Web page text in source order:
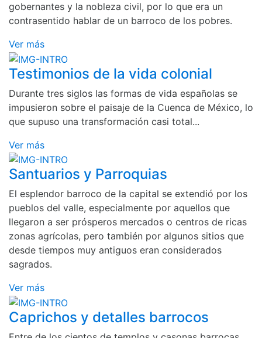
gobernantes y la nobleza civil, por lo que era un
contrasentido hablar de un barroco de los pobres.
Ver más
Testimonios de la vida colonial
Durante tres siglos las formas de vida españolas se
impusieron sobre el paisaje de la Cuenca de México, lo
que supuso una transformación casi total...
Ver más
Santuarios y Parroquias
El esplendor barroco de la capital se extendió por los
pueblos del valle, especialmente por aquellos que
llegaron a ser prósperos mercados o centros de ricas
zonas agrícolas, pero también por algunos sitios que
desde tiempos muy antiguos eran considerados
sagrados.
Ver más
Caprichos y detalles barrocos